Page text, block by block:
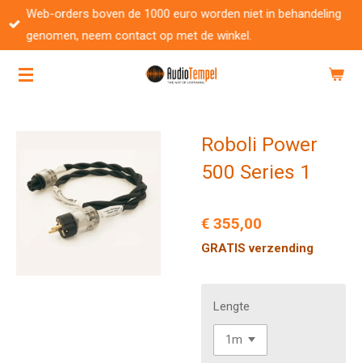
Ga
direct
de
Web-orders boven de 1000 euro worden niet in behandeling
genomen, neem contact op met de winkel.
Roboli Power
500 Series 1
€ 355,00
GRATIS verzending
Lengte